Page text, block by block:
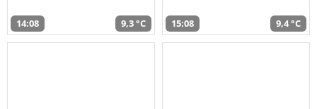
14:08 9,3 °C 15:08 9,4 °C